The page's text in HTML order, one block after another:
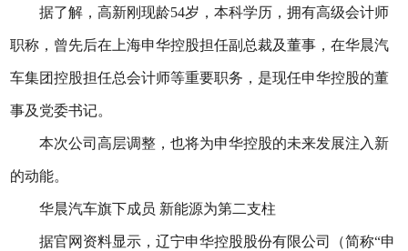
据了解，高新刚现龄54岁，本科学历，拥有高级会计师
职称，曾先后在上海申华控股担任副总裁及董事，在华晨汽
车集团控股担任总会计师等重要职务，是现任申华控股的董
事及党委书记。
本次公司高层调整，也将为申华控股的未来发展注入新
的动能。
华晨汽车旗下成员 新能源为第二支柱
据官网资料显示，辽宁申华控股股份有限公司（简称“申